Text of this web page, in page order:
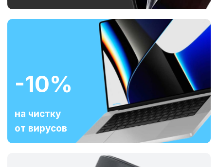
-10%
на чистку
от вирусов